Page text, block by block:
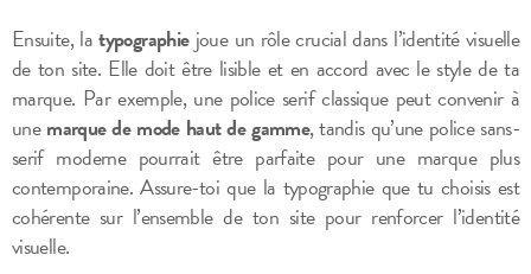
Ensuite, latypographiejoue un rôle crucial dans l’identité visuelle
de ton site. Elle doit être lisible et en accord avec le style de ta
marque. Par exemple, une police serif classique peut convenir à
unemarque de mode haut de gamme, tandis qu’une police sans-
serif moderne pourrait être parfaite pour une marque plus
contemporaine. Assure-toi que la typographie que tu choisis est
cohérente sur l’ensemble de ton site pour renforcer l’identité
visuelle.